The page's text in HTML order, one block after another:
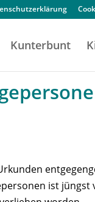
Kunterbunt
ist jüngst